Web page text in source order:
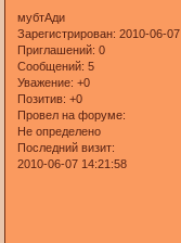
мубтАди
Зарегистрирован: 2010-06-07
Приглашений: 0
Сообщений: 5
Уважение: +0
Позитив: +0
Провел на форуме:
Не определено
Последний визит:
2010-06-07 14:21:58